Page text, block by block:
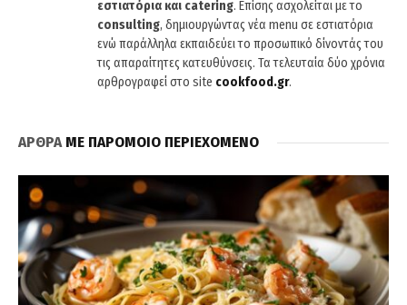
εστιατόρια και catering. Επίσης ασχολείται με το
consulting, δημιουργώντας νέα menu σε εστιατόρια
ενώ παράλληλα εκπαιδεύει το προσωπικό δίνοντάς του
τις απαραίτητες κατευθύνσεις. Τα τελευταία δύο χρόνια
αρθρογραφεί στο site cookfood.gr.
ΑΡΘΡΑΜΕ ΠΑΡΟΜΟΙΟ ΠΕΡΙΕΧΟΜΕΝΟ